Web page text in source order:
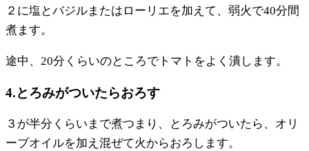
２に塩とバジルまたはローリエを加えて、弱火で40分間
煮ます。
途中、20分くらいのところでトマトをよく潰します。
4.とろみがついたらおろす
３が半分くらいまで煮つまり、とろみがついたら、オリ
ーブオイルを加え混ぜて火からおろします。